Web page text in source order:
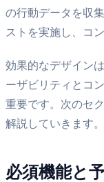
の行動データを収
ストを実施し、コ
効果的なデザイン
ーザビリティとコ
重要です。次のセ
解説していきます。
必須機能と